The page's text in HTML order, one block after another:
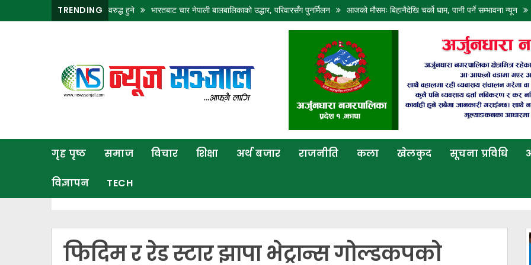
TRENDING
१२ घण्टा विद्युत् अवरुद्ध हुने भारतबाट चार नेपाली बालबालिकाको उद्धार, परिवारसँग पुनर्मिलन आजको मौसमः बिहानैदेखि चर्को घाम, पानी पर्ने सम्भावना न्यून आज पनि
गृह पृष्ठ समाज विचार शिक्षा अर्थ बजार राजनीति कला खेलकुद सूचना प्रविधि
विज्ञापन TECH
फिदिम र रेड स्टार झापा भेट्रान्स गोल्डकपको
राजनीति